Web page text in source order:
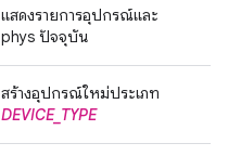
แสดงรายการอุปกรณ์และ
phys ปัจจุบัน
สร้างอุปกรณ์ใหม่ประเภท
DEVICE_TYPE